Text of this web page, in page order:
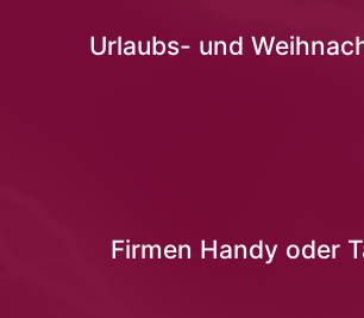
Urlaubs- und
Firmen Handy oder